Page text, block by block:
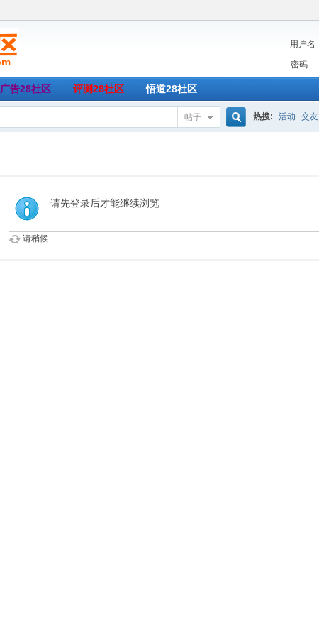
用户名
密码
广告28社区 评测28社区 悟道28社区
帖子 热搜: 活动 交友
请先登录后才能继续浏览
请稍候...